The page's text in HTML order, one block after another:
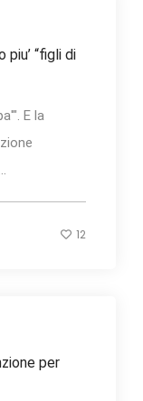
piu’ “figli di
E la
12
per